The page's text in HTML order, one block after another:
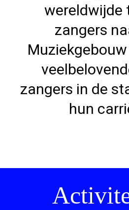
wereldwijde
zangers
zangers in de
hun